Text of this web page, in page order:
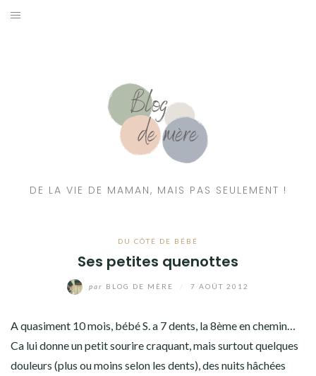
DE LA VIE DE MAMAN, MAIS PAS SEULEMENT !
DU CÔTÉ DE BÉBÉ
Ses petites quenottes
par BLOG DE MÈRE 7 AOÛT 2012
A quasiment 10 mois, bébé S. a 7 dents, la 8ème en chemin…
Ca lui donne un petit sourire craquant, mais surtout quelques
douleurs (plus ou moins selon les dents), des nuits hâchées
RESSOURCES NUTRITION & PARENTALITÉ